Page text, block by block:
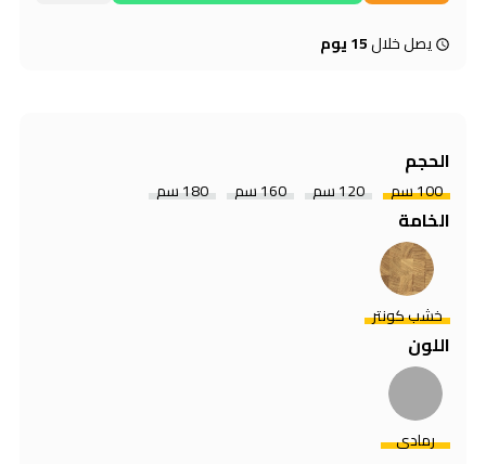
يصل خلال15 يوم
الحجم
100 سم 120 سم 160 سم 180 سم
الخامة
خشب كونتر
اللون
رمادي